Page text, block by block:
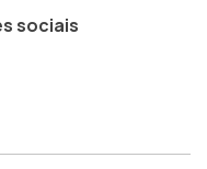
sociais
ao